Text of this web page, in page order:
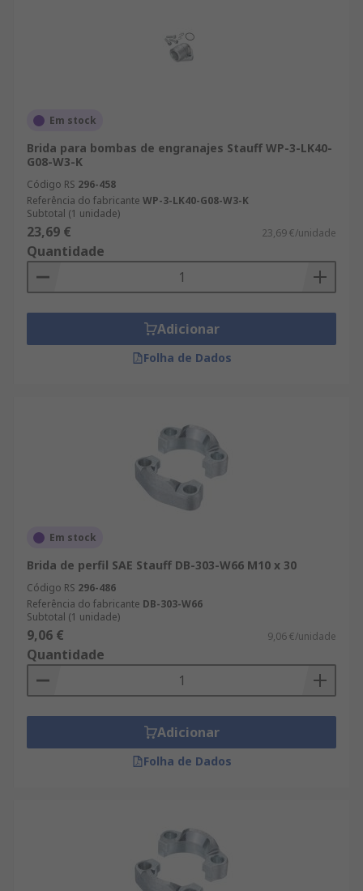
Em stock
Brida para bombas de engranajes Stauff WP-3-LK40-
G08-W3-K
Código RS 296-458
Referência do fabricante WP-3-LK40-G08-W3-K
Subtotal (1 unidade)
23,69 € 23,69 €/unidade
Quantidade
Adicionar
Folha de Dados
Em stock
Brida de perfil SAE Stauff DB-303-W66 M10 x 30
Código RS 296-486
Referência do fabricante DB-303-W66
Subtotal (1 unidade)
9,06 € 9,06 €/unidade
Quantidade
Adicionar
Folha de Dados